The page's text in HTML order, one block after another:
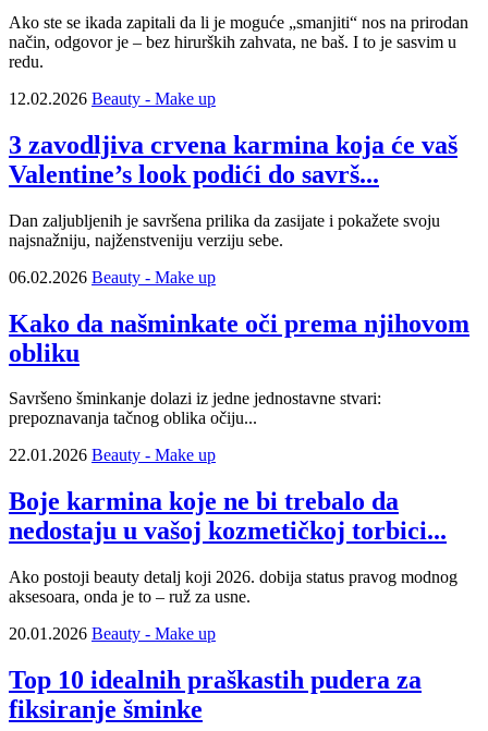
Ako ste se ikada zapitali da li je moguće „smanjiti“ nos na prirodan
način, odgovor je – bez hirurških zahvata, ne baš. I to je sasvim u
redu.
12.02.2026 Beauty - Make up
3 zavodljiva crvena karmina koja će vaš
Valentine’s look podići do savrš...
Dan zaljubljenih je savršena prilika da zasijate i pokažete svoju
najsnažniju, najženstveniju verziju sebe.
06.02.2026 Beauty - Make up
Kako da našminkate oči prema njihovom
obliku
Savršeno šminkanje dolazi iz jedne jednostavne stvari:
prepoznavanja tačnog oblika očiju...
22.01.2026 Beauty - Make up
Boje karmina koje ne bi trebalo da
nedostaju u vašoj kozmetičkoj torbici...
Ako postoji beauty detalj koji 2026. dobija status pravog modnog
aksesoara, onda je to – ruž za usne.
20.01.2026 Beauty - Make up
Top 10 idealnih praškastih pudera za
fiksiranje šminke